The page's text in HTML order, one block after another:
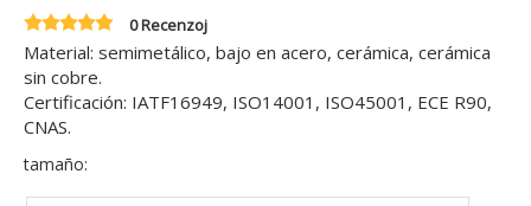
0 Recenzoj
Material: semimetálico, bajo en acero, cerámica, cerámica
sin cobre.
Certificación: IATF16949, ISO14001, ISO45001, ECE R90,
CNAS.
tamaño: